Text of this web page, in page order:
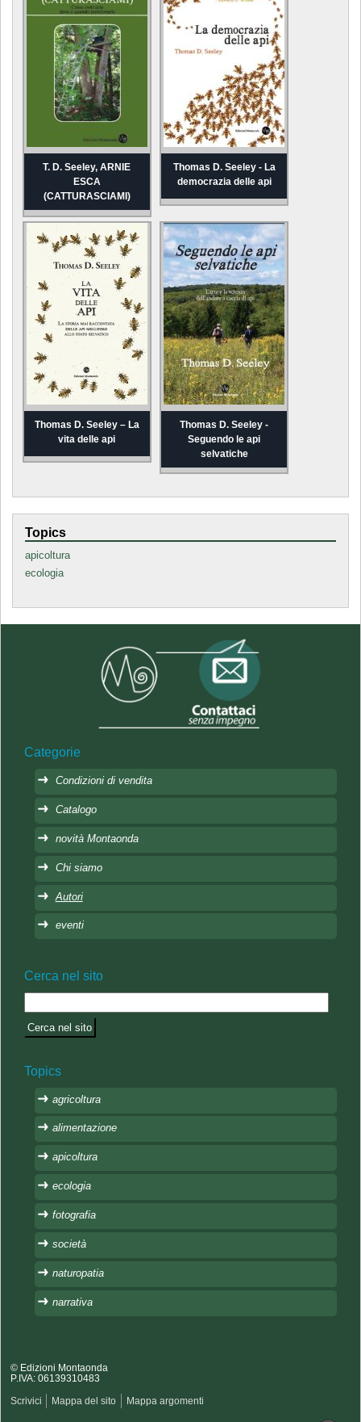
T. D. Seeley, ARNIE
ESCA
(CATTURASCIAMI)
Thomas D. Seeley - La
democrazia delle api
Thomas D. Seeley – La
vita delle api
Thomas D. Seeley -
Seguendo le api
selvatiche
Topics
apicoltura
ecologia
Categorie
Condizioni di vendita
Catalogo
novità Montaonda
Chi siamo
Autori
eventi
Cerca nel sito
Topics
agricoltura
alimentazione
apicoltura
ecologia
fotografia
società
naturopatia
narrativa
© Edizioni Montaonda
P.IVA: 06139310483
Scrivici Mappa del sito Mappa argomenti